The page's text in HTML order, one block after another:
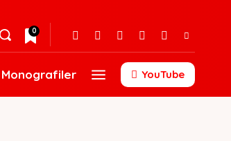
0
Monografiler YouTube